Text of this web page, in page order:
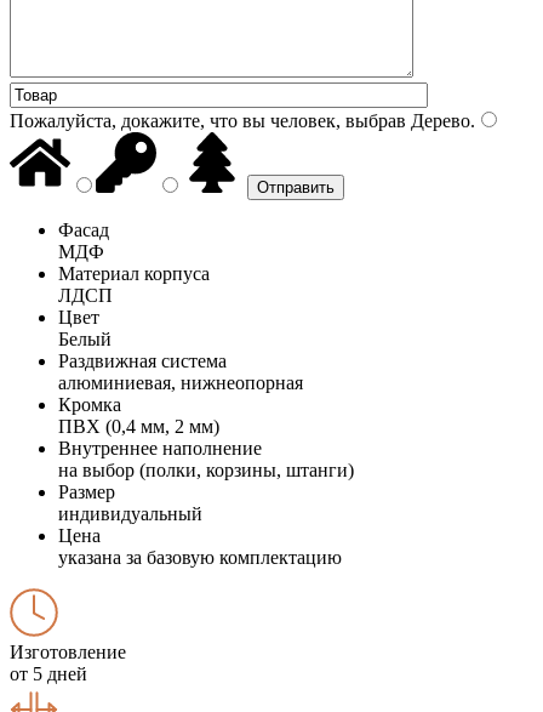
Пожалуйста, докажите, что вы человек, выбрав Дерево.
Фасад
МДФ
Материал корпуса
ЛДСП
Цвет
Белый
Раздвижная система
алюминиевая, нижнеопорная
Кромка
ПВХ (0,4 мм, 2 мм)
Внутреннее наполнение
на выбор (полки, корзины, штанги)
Размер
индивидуальный
Цена
указана за базовую комплектацию
Изготовление
от 5 дней